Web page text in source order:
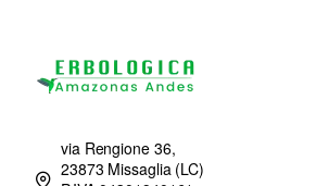
via Rengione 36,
23873 Missaglia (LC)